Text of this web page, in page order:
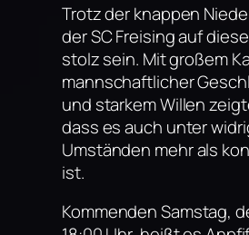
Trotz der knappen
der SC Freising auf
stolz sein. Mit großem
mannschaftlicher
und starkem Willen
dass es auch unter
Umständen mehr als
ist.
Kommenden Samstag,